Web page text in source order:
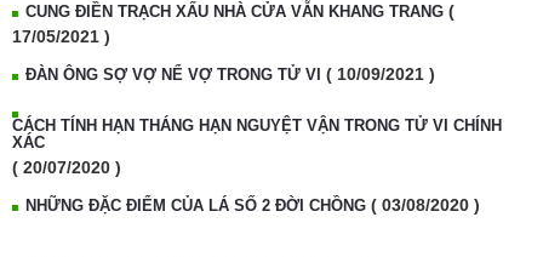
CUNG ĐIỀN TRẠCH XẤU NHÀ CỬA VẪN KHANG TRANG (
17/05/2021 )
ĐÀN ÔNG SỢ VỢ NỂ VỢ TRONG TỬ VI ( 10/09/2021 )
CÁCH TÍNH HẠN THÁNG HẠN NGUYỆT VẬN TRONG TỬ VI CHÍNH
XÁC
( 20/07/2020 )
NHỮNG ĐẶC ĐIỂM CỦA LÁ SỐ 2 ĐỜI CHỒNG ( 03/08/2020 )